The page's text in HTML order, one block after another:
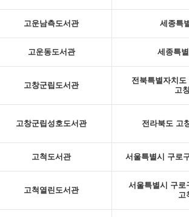
고운남측도서관 세종특
고운동도서관 세종특
고창군립도서관
전북특별자치
고
고창군립성호도서관 전라북도 고
고척도서관 서울특별시 구로
고척열린도서관
서울특별시 구로
고